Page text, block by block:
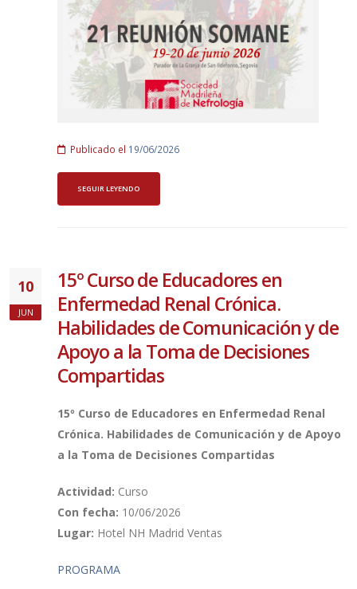
Publicado el 19/06/2026
SEGUIR LEYENDO
10
JUN
15º Curso de Educadores en
Enfermedad Renal Crónica.
Habilidades de Comunicación y de
Apoyo a la Toma de Decisiones
Compartidas
15º Curso de Educadores en Enfermedad Renal
Crónica. Habilidades de Comunicación y de Apoyo
a la Toma de Decisiones Compartidas
Actividad: Curso
Con fecha: 10/06/2026
Lugar: Hotel NH Madrid Ventas
PROGRAMA